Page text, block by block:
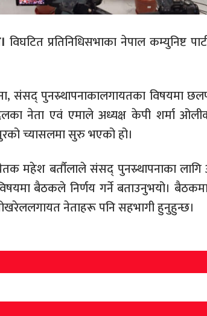
विघटित प्रतिनिधिसभाका नेपाल कम्युनिष्ट
संसद् पुनस्र्थापनाकालगायतका विषयमा
नेता एवं एमाले अध्यक्ष केपी शर्मा ओलीको
च्यासलमा सुरु भएको हो।
महेश बर्तौलाले संसद् पुनस्र्थापनाका
बैठकले निर्णय गर्ने बताउनुभयो। बैठकमा
नेताहरू पनि सहभागी हुनुहुन्छ।